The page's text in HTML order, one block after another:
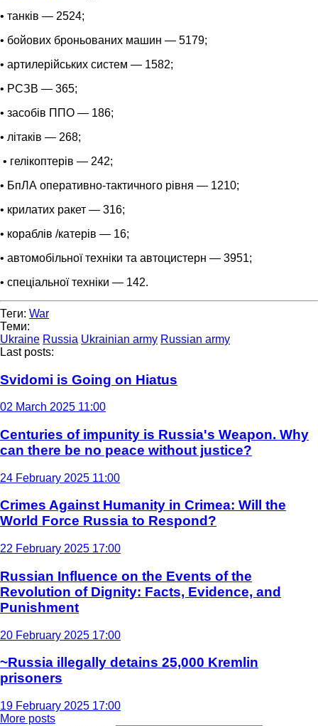
• танків — 2524;
• бойових броньованих машин — 5179;
• артилерійських систем — 1582;
• РСЗВ — 365;
• засобів ППО — 186;
• літаків — 268;
• гелікоптерів — 242;
• БпЛА оперативно-тактичного рівня — 1210;
• крилатих ракет — 316;
• кораблів /катерів — 16;
• автомобільної техніки та автоцистерн — 3951;
• спеціальної техніки — 142.
Теги: War
Теми:
Ukraine Russia Ukrainian army Russian army
Last posts:
Svidomi is Going on Hiatus
02 March 2025 11:00
Centuries of impunity is Russia's Weapon. Why
can there be no peace without justice?
24 February 2025 11:00
Crimes Against Humanity in Crimea: Will the
World Force Russia to Respond?
22 February 2025 17:00
Russian Influence on the Events of the
Revolution of Dignity: Facts, Evidence, and
Punishment
20 February 2025 17:00
~Russia illegally detains 25,000 Kremlin
prisoners
19 February 2025 17:00
More posts